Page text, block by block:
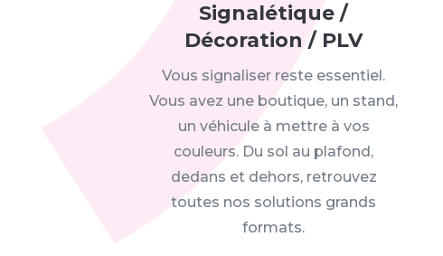
Signalétique /
Décoration / PLV
Vous signaliser reste essentiel.
Vous avez une boutique, un stand,
un véhicule à mettre à vos
couleurs. Du sol au plafond,
dedans et dehors, retrouvez
toutes nos solutions grands
formats.